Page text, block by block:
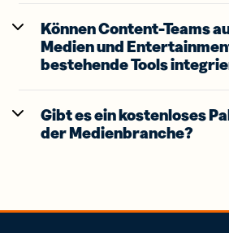
Können Content-Teams
Medien und
bestehende Tools
Gibt es ein kostenloses
der Medienbranche?